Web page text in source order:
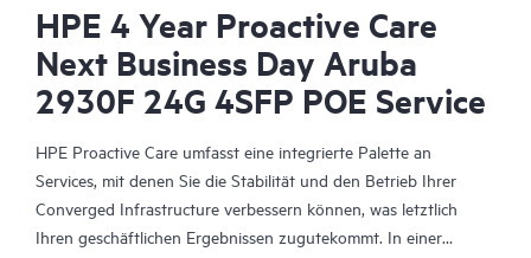
HPE 4 Year Proactive Care
Next Business Day Aruba
2930F 24G 4SFP POE Service
HPE Proactive Care umfasst eine integrierte Palette an
Services, mit denen Sie die Stabilität und den Betrieb Ihrer
Converged Infrastructure verbessern können, was letztlich
Ihren geschäftlichen Ergebnissen zugutekommt. In einer